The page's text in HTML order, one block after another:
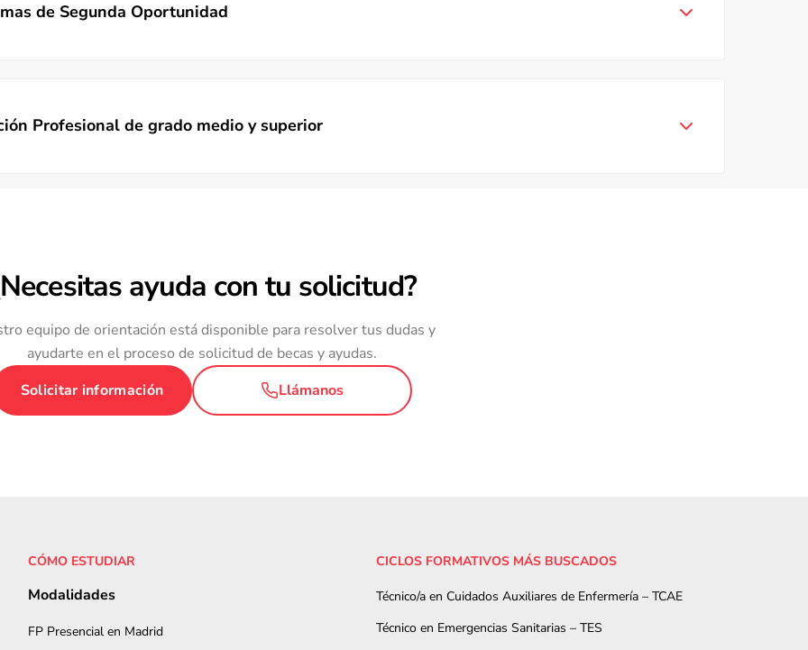
de Segunda Oportunidad
Profesional de grado medio y superior
ayuda con tu solicitud?
equipo de orientación está disponible para resolver tus dudas y
ayudarte en el proceso de solicitud de becas y ayudas.
Solicitar información
Llámanos
CÓMO ESTUDIAR
Modalidades
FP Presencial en Madrid
CICLOS FORMATIVOS MÁS BUSCADOS
Técnico/a en Cuidados Auxiliares de Enfermería – TCAE
Técnico en Emergencias Sanitarias – TES